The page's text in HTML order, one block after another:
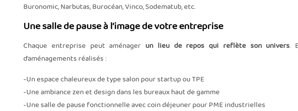
Buronomic, Narbutas, Burocéan, Vinco, Sodematub, etc.
Une salle de pause à l’image de votre entreprise
Chaque entreprise peut aménager un lieu de repos qui reflète son univers.
d’aménagements réalisés :
-Un espace chaleureux de type salon pour startup ou TPE
-Une ambiance zen et design dans les bureaux haut de gamme
-Une salle de pause fonctionnelle avec coin déjeuner pour PME industrielles